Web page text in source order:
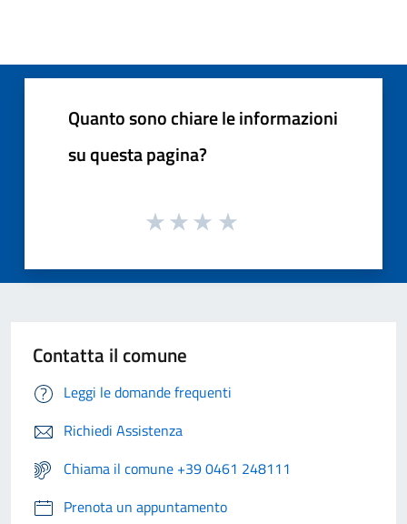
Quanto sono chiare le informazioni
su questa pagina?
Contatta il comune
Leggi le domande frequenti
Richiedi Assistenza
Chiama il comune +39 0461 248111
Prenota un appuntamento